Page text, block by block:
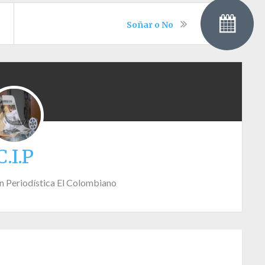
Soñar o No
Periodística El Colombiano